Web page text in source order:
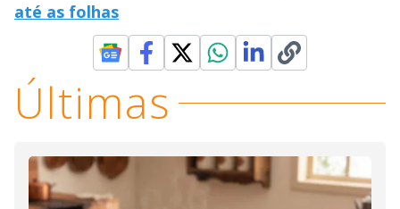
até as folhas
Últimas